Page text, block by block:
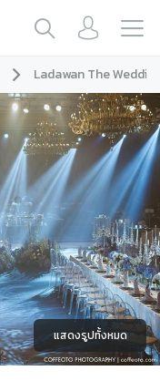
Ladawan The
แสดงรูปทั้งหมด